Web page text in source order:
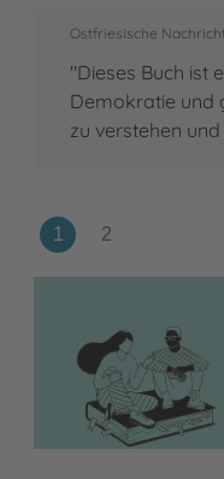
Ostfriesische
"Dieses Buch ist
Demokratie und
zu verstehen